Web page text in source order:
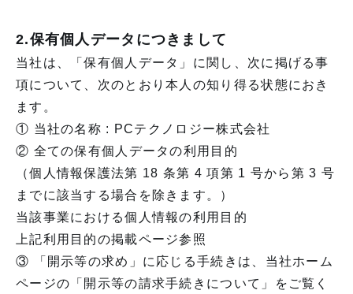
2.保有個人データにつきまして
当社は、「保有個人データ」に関し、次に掲げる事
項について、次のとおり本人の知り得る状態におき
ます。
① 当社の名称 : PCテクノロジー株式会社
② 全ての保有個人データの利用目的
（個人情報保護法第 18 条第 4 項第 1 号から第 3 号
までに該当する場合を除きます。）
当該事業における個人情報の利用目的
上記利用目的の掲載ページ参照
③ 「開示等の求め」に応じる手続きは、当社ホーム
ページの「開示等の請求手続きについて」をご覧く